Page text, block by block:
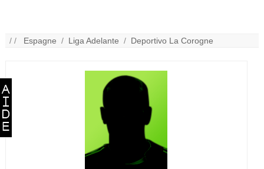
/ / Espagne / Liga Adelante / Deportivo La Corogne